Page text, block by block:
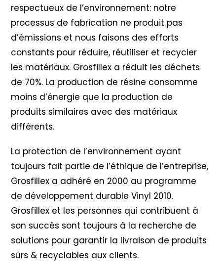
respectueux de l’environnement: notre
processus de fabrication ne produit pas
d’émissions et nous faisons des efforts
constants pour réduire, réutiliser et recycler
les matériaux. Grosfillex a réduit les déchets
de 70%. La production de résine consomme
moins d’énergie que la production de
produits similaires avec des matériaux
différents.
La protection de l’environnement ayant
toujours fait partie de l’éthique de l’entreprise,
Grosfillex a adhéré en 2000 au programme
de développement durable Vinyl 2010.
Grosfillex et les personnes qui contribuent à
son succès sont toujours à la recherche de
solutions pour garantir la livraison de produits
sûrs & recyclables aux clients.